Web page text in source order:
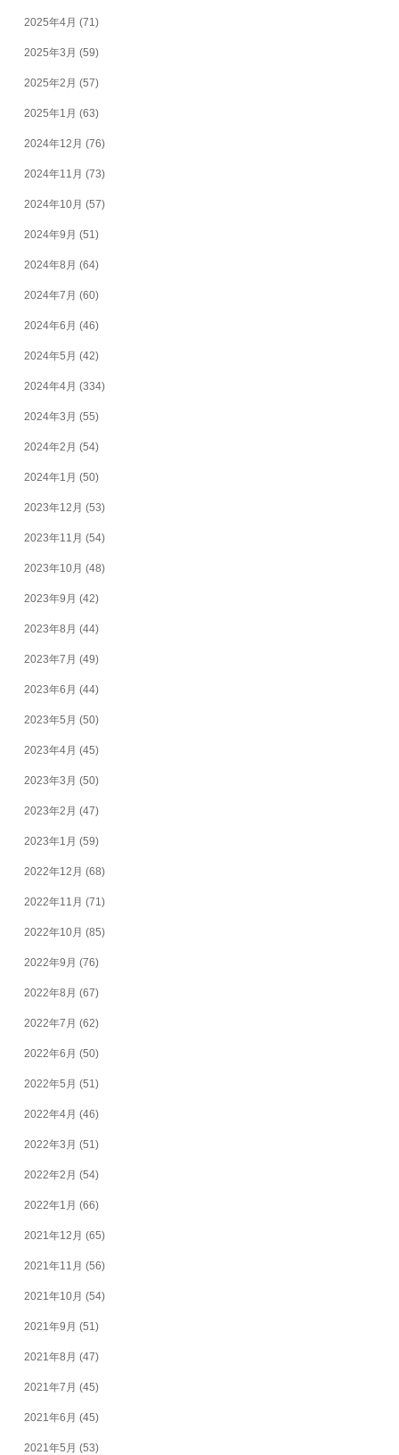
2025年4月 (71)
2025年3月 (59)
2025年2月 (57)
2025年1月 (63)
2024年12月 (76)
2024年11月 (73)
2024年10月 (57)
2024年9月 (51)
2024年8月 (64)
2024年7月 (60)
2024年6月 (46)
2024年5月 (42)
2024年4月 (334)
2024年3月 (55)
2024年2月 (54)
2024年1月 (50)
2023年12月 (53)
2023年11月 (54)
2023年10月 (48)
2023年9月 (42)
2023年8月 (44)
2023年7月 (49)
2023年6月 (44)
2023年5月 (50)
2023年4月 (45)
2023年3月 (50)
2023年2月 (47)
2023年1月 (59)
2022年12月 (68)
2022年11月 (71)
2022年10月 (85)
2022年9月 (76)
2022年8月 (67)
2022年7月 (62)
2022年6月 (50)
2022年5月 (51)
2022年4月 (46)
2022年3月 (51)
2022年2月 (54)
2022年1月 (66)
2021年12月 (65)
2021年11月 (56)
2021年10月 (54)
2021年9月 (51)
2021年8月 (47)
2021年7月 (45)
2021年6月 (45)
2021年5月 (53)